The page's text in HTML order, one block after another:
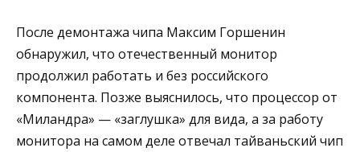
После демонтажа чипа Максим Горшенин
обнаружил, что отечественный монитор
продолжил работать и без российского
компонента. Позже выяснилось, что процессор от
«Миландра» — «заглушка» для вида, а за работу
монитора на самом деле отвечал тайваньский чип